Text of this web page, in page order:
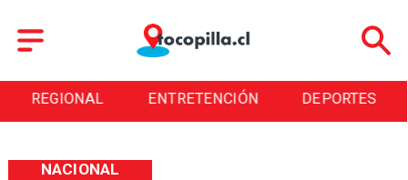
ENTRETENCIÓN DEPORTES CULTURA
NACIONAL